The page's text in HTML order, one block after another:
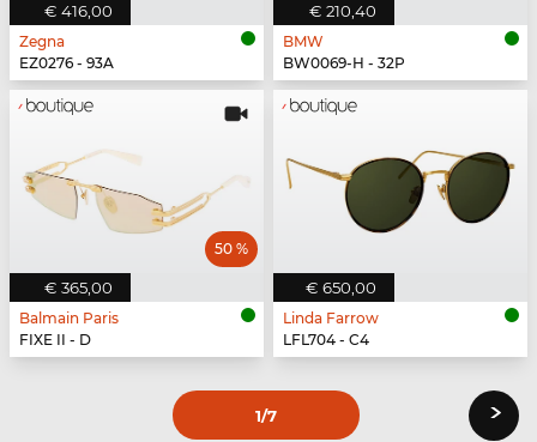
€ 416,00
Zegna
EZ0276 - 93A
€ 210,40
BMW
BW0069-H - 32P
€ 365,00
50 %
Balmain Paris
FIXE II - D
€ 650,00
Linda Farrow
LFL704 - C4
1/7 ›